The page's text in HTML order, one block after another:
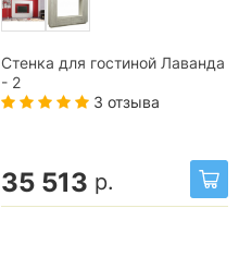
Стенка для гостиной Лаванда
- 2
3 отзыва
35 513 р.